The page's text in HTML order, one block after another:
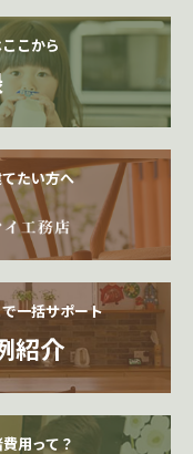
こから
たい方へ
一括サポート
紹介
用って？